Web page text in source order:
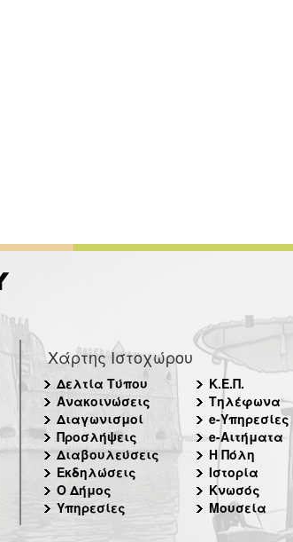
Χάρτης Ιστοχώρου
Δελτία Τύπου
Ανακοινώσεις
Διαγωνισμοί
Προσλήψεις
Διαβουλεύσεις
Εκδηλώσεις
Ο Δήμος
Υπηρεσίες
Κ.Ε.Π.
Τηλέφωνα
e-Υπηρεσίες
e-Αιτήματα
Η Πόλη
Ιστορία
Κνωσός
Μουσεία